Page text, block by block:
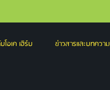
อเค เฮิร์บ ข่าวสารและบทความ